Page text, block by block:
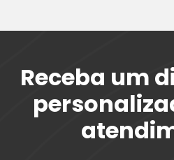
Receba um